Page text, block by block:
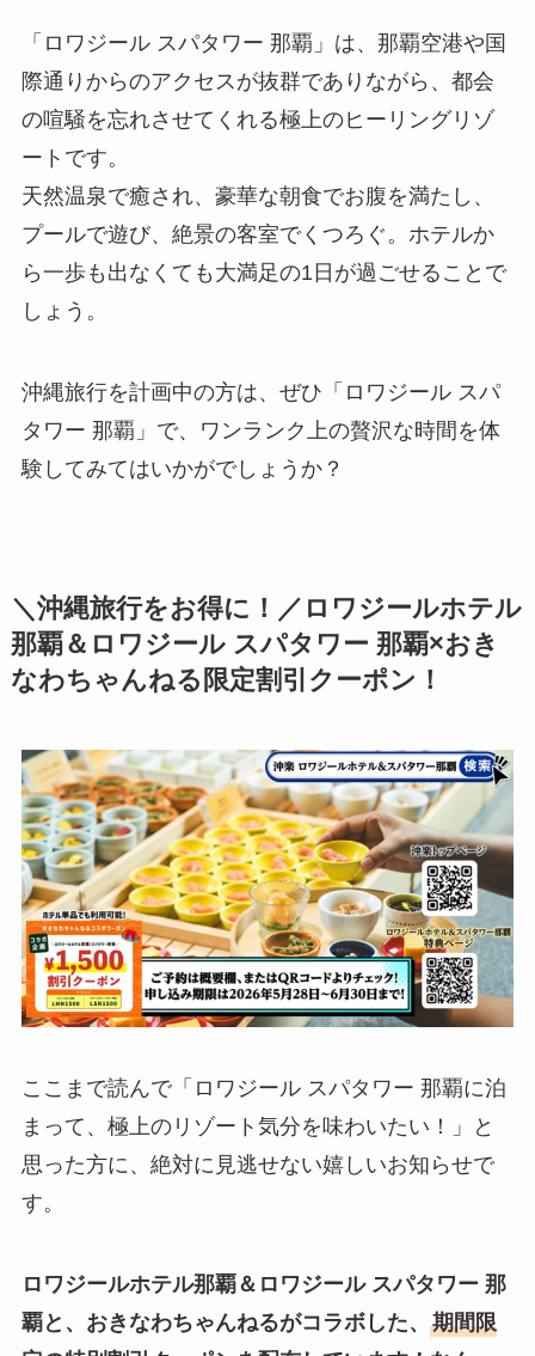
「ロワジール スパタワー 那覇」は、那覇空港や国
際通りからのアクセスが抜群でありながら、都会
の喧騒を忘れさせてくれる極上のヒーリングリゾ
ートです。
天然温泉で癒され、豪華な朝食でお腹を満たし、
プールで遊び、絶景の客室でくつろぐ。ホテルか
ら一歩も出なくても大満足の1日が過ごせることで
しょう。
沖縄旅行を計画中の方は、ぜひ「ロワジール スパ
タワー 那覇」で、ワンランク上の贅沢な時間を体
験してみてはいかがでしょうか？
＼沖縄旅行をお得に！／ ロワジールホテル
那覇＆ロワジール スパタワー 那覇×おき
なわちゃんねる 限定割引クーポン！
ここまで読んで「ロワジール スパタワー 那覇に泊
まって、極上のリゾート気分を味わいたい！」と
思った方に、絶対に見逃せない嬉しいお知らせで
す。
ロワジールホテル那覇＆ロワジール スパタワー 那
覇と、 おきなわちゃんねるがコラボした、 期間限